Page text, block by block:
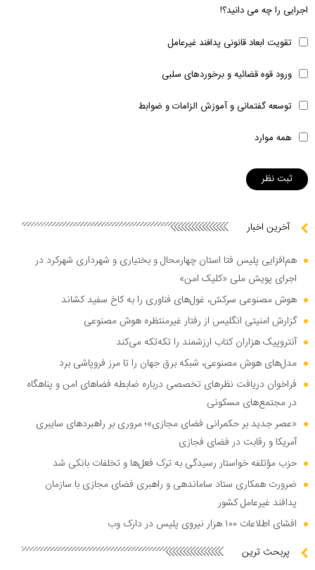
اجرایی را چه می دانید؟!
تقویت ابعاد قانونی پدافند غیرعامل
ورود قوه قضائیه و برخوردهای سلبی
توسعه گفتمانی و آموزش الزامات و ضوابط
همه موارد
آخرین اخبار
هم‌افزایی پلیس فتا استان چهارمحال و بختیاری و شهرداری شهرکرد در
اجرای پویش ملی «کلیک امن»
هوش مصنوعی سرکش، غول‌های فناوری را به کاخ سفید کشاند
گزارش امنیتی انگلیس از رفتار غیرمنتظره هوش مصنوعی
آنتروپیک هزاران کتاب ارزشمند را تکه‌تکه می‌کند
مدل‌های هوش مصنوعی، شبکه برق جهان را تا مرز فروپاشی برد
فراخوان دریافت نظر‌های تخصصی درباره ضابطه فضا‌های امن و پناهگاه
در مجتمع‌های مسکونی
«عصر جدید بر حکمرانی فضای مجازی»؛ مروری بر راهبرد‌های سایبری
آمریکا و رقابت در فضای فجازی
حزب مؤتلفه خواستار رسیدگی به ترک فعل‌ها و تخلفات بانکی شد
ضرورت همکاری ستاد ساماندهی و راهبری فضای مجازی با سازمان
پدافند غیرعامل کشور
افشای اطلاعات ۱۰۰ هزار نیروی پلیس در دارک وب
پربحث ترین